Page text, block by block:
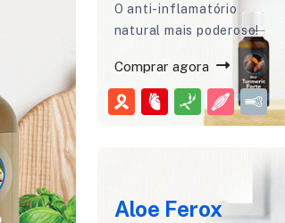
O anti-inflamatório
natural mais poderoso!
Comprar agora
Aloe Ferox